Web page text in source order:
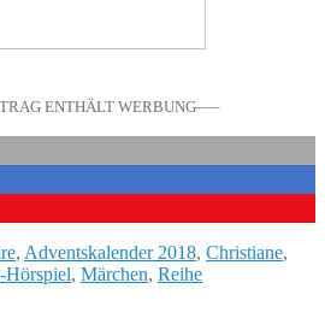
ENTHÄLT WERBUNG—–
, Adventskalender 2018, Christiane,
Hörspiel, Märchen, Reihe